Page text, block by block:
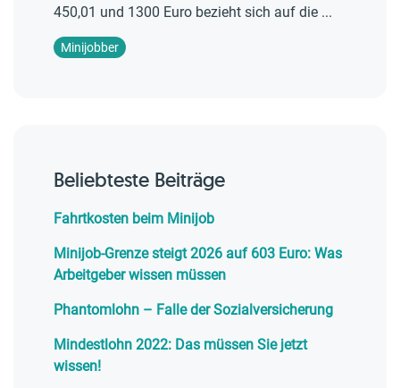
450,01 und 1300 Euro bezieht sich auf die ...
Minijobber
Beliebteste Beiträge
Fahrtkosten beim Minijob
Minijob-Grenze steigt 2026 auf 603 Euro: Was
Arbeitgeber wissen müssen
Phantomlohn – Falle der Sozialversicherung
Mindestlohn 2022: Das müssen Sie jetzt
wissen!